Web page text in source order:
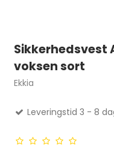
Sikkerhedsvest
voksen sort
Ekkia
Leveringstid 3 - 8